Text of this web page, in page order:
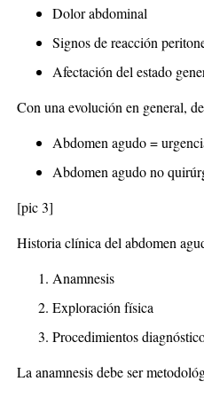
Dolor abdominal
Signos de reacción
Afectación del estado
Con una evolución en general,
Abdomen agudo =
Abdomen agudo no
[pic 3]
Historia clínica del abdomen
Anamnesis
Exploración física
Procedimientos
La anamnesis debe ser